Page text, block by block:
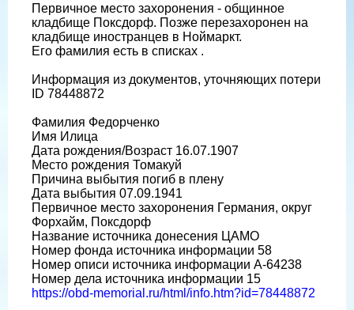
Первичное место захоронения - общинное
кладбище Поксдорф. Позже перезахоронен на
кладбище иностранцев в Ноймаркт.
Его фамилия есть в списках .
Информация из документов, уточняющих потери
ID 78448872
Фамилия Федорченко
Имя Илица
Дата рождения/Возраст 16.07.1907
Место рождения Томакуй
Причина выбытия погиб в плену
Дата выбытия 07.09.1941
Первичное место захоронения Германия, округ
Форхайм, Поксдорф
Название источника донесения ЦАМО
Номер фонда источника информации 58
Номер описи источника информации A-64238
Номер дела источника информации 15
https://obd-memorial.ru/html/info.htm?id=78448872